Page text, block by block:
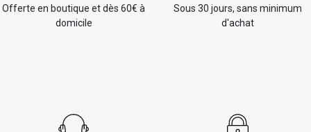
Offerte en boutique et dès 60€ à
domicile
Sous 30 jours, sans minimum
d'achat